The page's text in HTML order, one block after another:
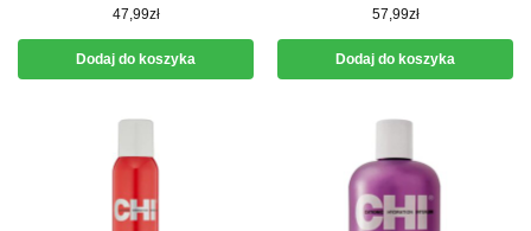
47,99zł
Dodaj do koszyka
57,99zł
Dodaj do koszyka